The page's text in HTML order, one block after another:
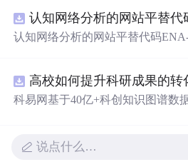
新领域的AI+数智化解决方案，推
智能化发展。
认知网络分析的网站平替代码ENA-
高校如何提升科研成果的转
科易网基于40亿+科创知识图谱数
新领域的AI+数智化解决方案，推
说点什么…